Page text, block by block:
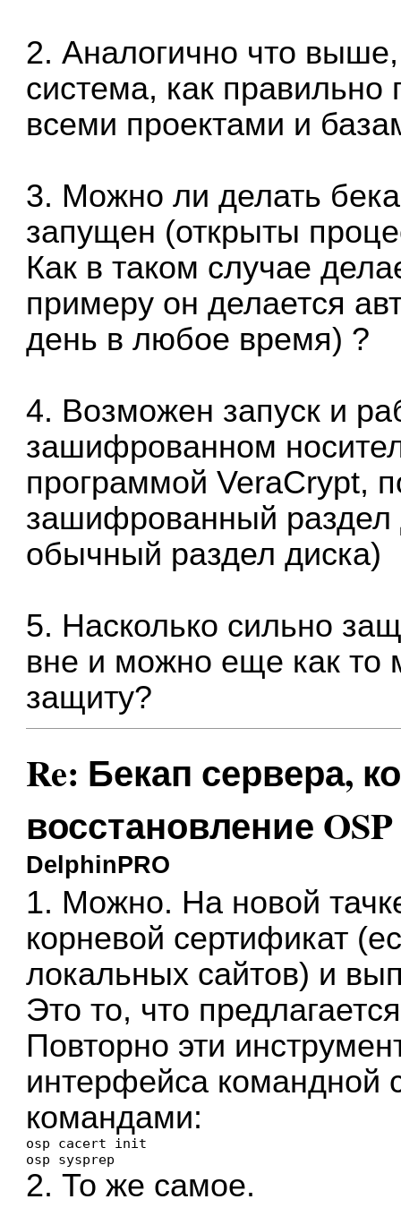
2. Аналогично что
система, как правильно
всеми проектами и
3. Можно ли делать
запущен (открыты
Как в таком случае
примеру он делается
день в любое время) ?
4. Возможен запуск и
зашифрованном
программой VeraCrypt,
зашифрованный раздел
обычный раздел диска)
5. Насколько сильно
вне и можно еще как то
защиту?
Re: Бекап сервера,
восстановление OSP
DelphinPRO
1. Можно. На новой
корневой сертификат
локальных сайтов) и
Это то, что
Повторно эти
интерфейса командной
командами:
osp cacert init
osp sysprep
2. То же самое.